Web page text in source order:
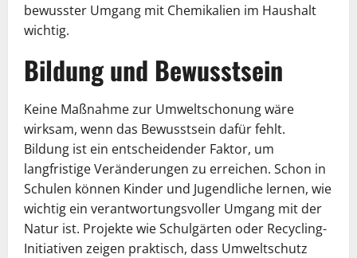
bewusster Umgang mit Chemikalien im Haushalt
wichtig.
Bildung und Bewusstsein
Keine Maßnahme zur Umweltschonung wäre
wirksam, wenn das Bewusstsein dafür fehlt.
Bildung ist ein entscheidender Faktor, um
langfristige Veränderungen zu erreichen. Schon in
Schulen können Kinder und Jugendliche lernen, wie
wichtig ein verantwortungsvoller Umgang mit der
Natur ist. Projekte wie Schulgärten oder Recycling-
Initiativen zeigen praktisch, dass Umweltschutz